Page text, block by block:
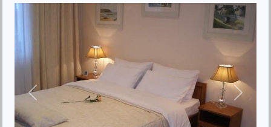
Предыдущее